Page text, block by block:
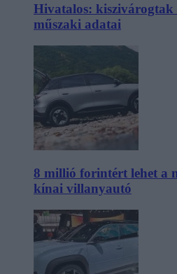
Hivatalos: kiszivárogtak
műszaki adatai
8 millió forintért lehet a
kínai villanyautó